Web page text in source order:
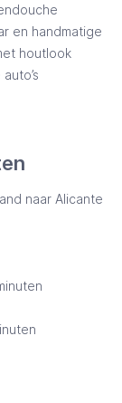
en handmatige
houtlook
naar Alicante